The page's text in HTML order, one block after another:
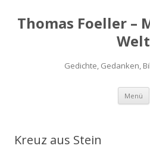
Thomas Foeller –
Welt
Gedichte, Gedanken,
Menü
Kreuz aus Stein